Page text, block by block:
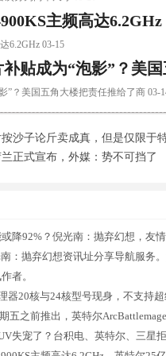
主频高达6.2GHz
6.2GHz 03-15
贴成为“泡影”？美
”？美国五角大楼把责任推给了商 03-
沙子论斤卖成真，但是仅限于
正式宣布，外媒：势不可挡了
降92%？倪光南：抛弃幻想，友
：抛弃幻想资讯址分享导航服务
者。
器20核与24核型号现身，不支持
五之前推出，英特尔
失宠了？台积电、英特尔、三星